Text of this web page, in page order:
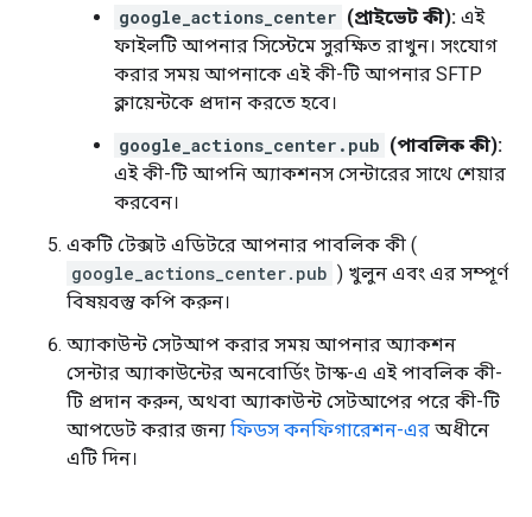
google_actions_center (প্রাইভেট কী): এই
ফাইলটি আপনার সিস্টেমে সুরক্ষিত রাখুন। সংযোগ
করার সময় আপনাকে এই কী-টি আপনার SFTP
ক্লায়েন্টকে প্রদান করতে হবে।
google_actions_center.pub (পাবলিক কী):
এই কী-টি আপনি অ্যাকশনস সেন্টারের সাথে শেয়ার
করবেন।
একটি টেক্সট এডিটরে আপনার পাবলিক কী (
google_actions_center.pub ) খুলুন এবং এর সম্পূর্ণ
বিষয়বস্তু কপি করুন।
অ্যাকাউন্ট সেটআপ করার সময় আপনার অ্যাকশন
সেন্টার অ্যাকাউন্টের অনবোর্ডিং টাস্ক-এ এই পাবলিক কী-
টি প্রদান করুন, অথবা অ্যাকাউন্ট সেটআপের পরে কী-টি
আপডেট করার জন্য ফিডস কনফিগারেশন-এর অধীনে
এটি দিন।